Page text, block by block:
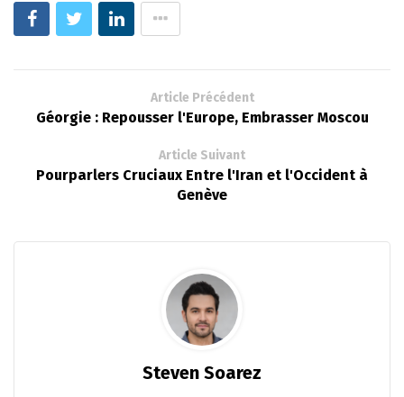
Article Précédent
Géorgie : Repousser l'Europe, Embrasser Moscou
Article Suivant
Pourparlers Cruciaux Entre l'Iran et l'Occident à
Genève
Steven Soarez